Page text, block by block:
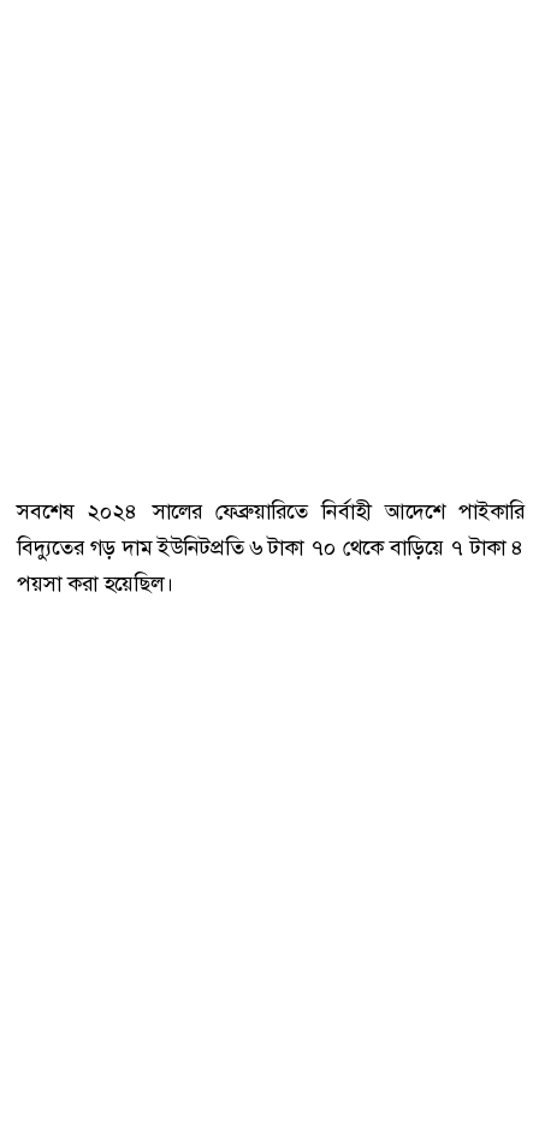
সবশেষ ২০২৪ সালের ফেব্রুয়ারিতে নির্বাহী আদেশে পাইকারি
বিদ্যুতের গড় দাম ইউনিটপ্রতি ৬ টাকা ৭০ থেকে বাড়িয়ে ৭ টাকা ৪
পয়সা করা হয়েছিল।